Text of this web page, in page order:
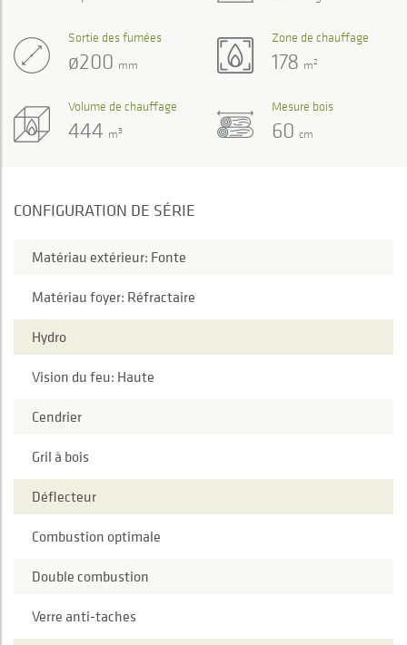
Volume de chauffage
444 m3
Zone de chauffage
178 m2
Sortie des fumées
ø200 mm
Mesure bois
60 cm
CONFIGURATION DE SÉRIE
Matériau extérieur: Fonte
Matériau foyer: Réfractaire
Hydro
Vision du feu: Haute
Cendrier
Gril à bois
Déflecteur
Combustion optimale
Double combustion
Verre anti-taches